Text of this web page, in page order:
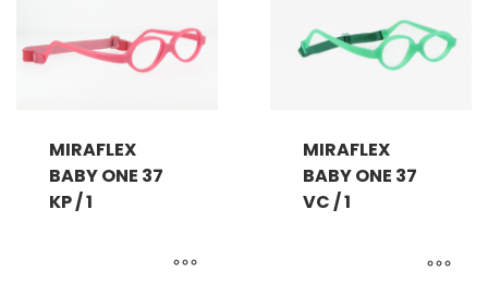
MIRAFLEX
BABY ONE 37
KP / 1
MIRAFLEX
BABY ONE 37
VC / 1